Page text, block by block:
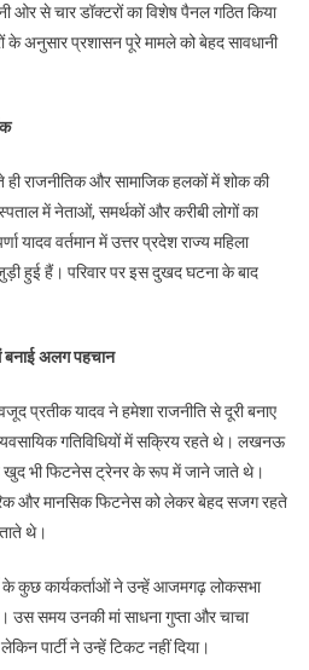
से चार डॉक्टरों का विशेष पैनल गठित किया
के अनुसार प्रशासन पूरे मामले को बेहद सावधानी
राजनीतिक और सामाजिक हलकों में शोक की
में नेताओं, समर्थकों और करीबी लोगों का
यादव वर्तमान में उत्तर प्रदेश राज्य महिला
हुई हैं। परिवार पर इस दुखद घटना के बाद
बनाई अलग पहचान
प्रतीक यादव ने हमेशा राजनीति से दूरी बनाए
गतिविधियों में सक्रिय रहते थे। लखनऊ
भी फिटनेस ट्रेनर के रूप में जाने जाते थे।
और मानसिक फिटनेस को लेकर बेहद सजग रहते
थे।
के कुछ कार्यकर्ताओं ने उन्हें आजमगढ़ लोकसभा
उस समय उनकी मां साधना गुप्ता और चाचा
पार्टी ने उन्हें टिकट नहीं दिया।